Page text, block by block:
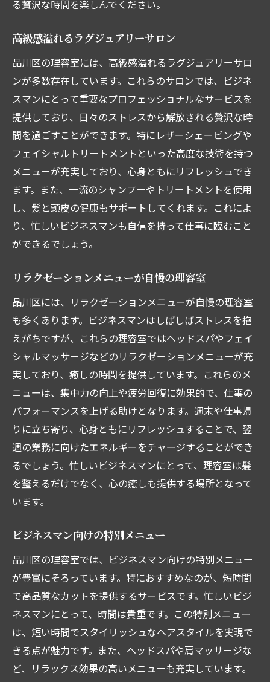
る贅沢な時間を楽しんでください。
高級感溢れるラグジュアリーサロン
品川区の理容室には、高級感溢れるラグジュアリーサロ
ンが多数存在しています。これらのサロンでは、ビジネ
スマンにとって重要なプロフェッショナルなサービスを
提供しており、日々のストレスから解放される贅沢な時
間を過ごすことができます。特にレザーシェービングや
フェイシャルトリートメントといった高度な技術を持つ
メニューが充実しており、心身ともにリフレッシュでき
ます。また、一流のシャンプーやトリートメントを使用
し、髪と頭皮の健康もサポートしてくれます。これによ
り、忙しいビジネスマンも自信を持って仕事に臨むこと
ができるでしょう。
リラクゼーションメニューが自慢の理容室
品川区には、リラクゼーションメニューが自慢の理容室
も多くあります。ビジネスマンはしばしばストレスを抱
えがちですが、これらの理容室ではヘッドスパやフェイ
シャルマッサージなどのリラクゼーションメニューが充
実しており、癒しの時間を提供しています。これらのメ
ニューは、集中力の向上や疲労回復に効果的で、仕事の
パフォーマンスを上げる助けとなります。週末や仕事帰
りに立ち寄り、心身ともにリフレッシュすることで、翌
週の業務に向けたエネルギーをチャージすることができ
るでしょう。忙しいビジネスマンにとって、理容室は髪
を整えるだけでなく、心の癒しも提供する場所となって
います。
ビジネスマン向けの特別メニュー
品川区の理容室では、ビジネスマン向けの特別メニュー
が豊富にそろっています。特におすすめなのが、短時間
で高品質なカットを提供するサービスです。忙しいビジ
ネスマンにとって、時間は貴重です。この特別メニュー
は、短い時間でスタイリッシュなヘアスタイルを実現で
きる点が魅力です。また、ヘッドスパや肩マッサージな
ど、リラックス効果の高いメニューも充実しています。